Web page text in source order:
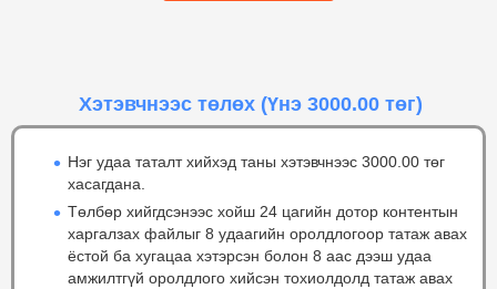
Хэтэвчнээс төлөх (Үнэ 3000.00 төг)
Нэг удаа таталт хийхэд таны хэтэвчнээс 3000.00 төг
хасагдана.
Төлбөр хийгдсэнээс хойш 24 цагийн дотор контентын
харгалзах файлыг 8 удаагийн оролдлогоор татаж авах
ёстой ба хугацаа хэтэрсэн болон 8 аас дээш удаа
амжилтгүй оролдлого хийсэн тохиолдолд татаж авах